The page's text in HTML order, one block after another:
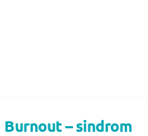
Burnout – sindrom